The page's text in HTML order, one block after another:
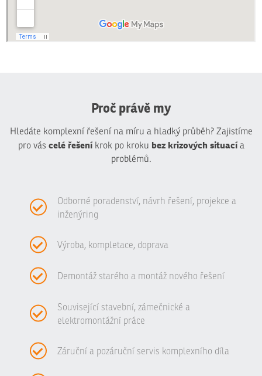
Proč právě my
Hledáte komplexní řešení na míru a hladký průběh? Zajistíme
pro vás celé řešeníkrok po kroku bez krizových situacía
problémů.
Odborné poradenství, návrh řešení, projekce a
inženýring
Výroba, kompletace, doprava
Demontáž starého a montáž nového řešení
Související stavební, zámečnické a
elektromontážní práce
Záruční a pozáruční servis komplexního díla